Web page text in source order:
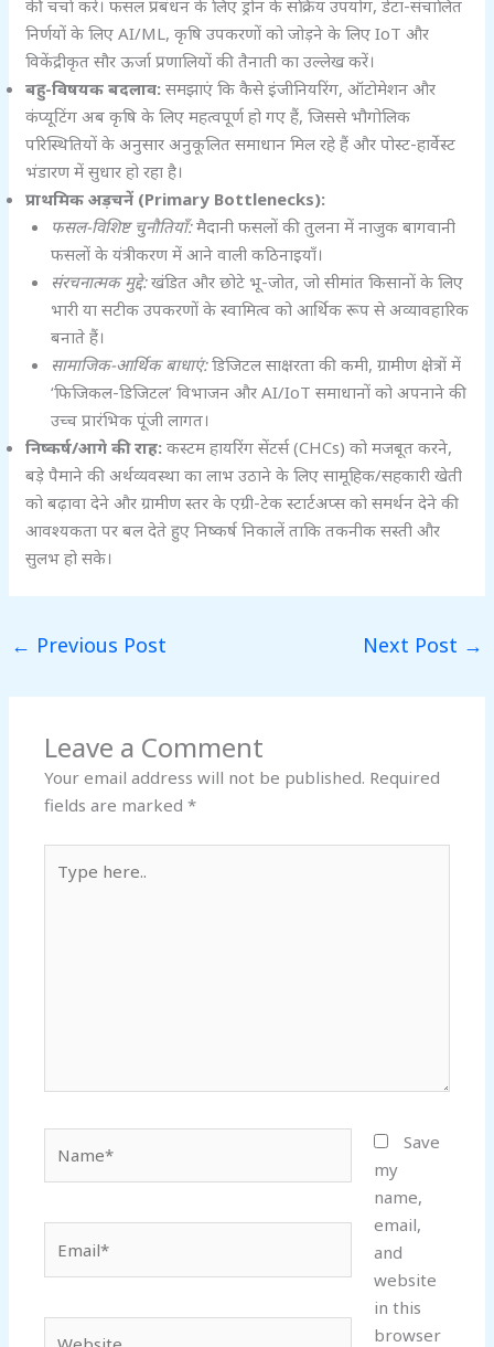
की चर्चा करें। फसल प्रबंधन के लिए ड्रोन के सक्रिय उपयोग, डेटा-संचालित
निर्णयों के लिए AI/ML, कृषि उपकरणों को जोड़ने के लिए IoT और
विकेंद्रीकृत सौर ऊर्जा प्रणालियों की तैनाती का उल्लेख करें।
बहु-विषयक बदलाव: समझाएं कि कैसे इंजीनियरिंग, ऑटोमेशन और
कंप्यूटिंग अब कृषि के लिए महत्वपूर्ण हो गए हैं, जिससे भौगोलिक
परिस्थितियों के अनुसार अनुकूलित समाधान मिल रहे हैं और पोस्ट-हार्वेस्ट
भंडारण में सुधार हो रहा है।
प्राथमिक अड़चनें (Primary Bottlenecks):
फसल-विशिष्ट चुनौतियाँ:मैदानी फसलों की तुलना में नाजुक बागवानी
फसलों के यंत्रीकरण में आने वाली कठिनाइयाँ।
संरचनात्मक मुद्दे:खंडित और छोटे भू-जोत, जो सीमांत किसानों के लिए
भारी या सटीक उपकरणों के स्वामित्व को आर्थिक रूप से अव्यावहारिक
बनाते हैं।
सामाजिक-आर्थिक बाधाएं:डिजिटल साक्षरता की कमी, ग्रामीण क्षेत्रों में
‘फिजिकल-डिजिटल’ विभाजन और AI/IoT समाधानों को अपनाने की
उच्च प्रारंभिक पूंजी लागत।
निष्कर्ष/आगे की राह: कस्टम हायरिंग सेंटर्स (CHCs) को मजबूत करने,
बड़े पैमाने की अर्थव्यवस्था का लाभ उठाने के लिए सामूहिक/सहकारी खेती
को बढ़ावा देने और ग्रामीण स्तर के एग्री-टेक स्टार्टअप्स को समर्थन देने की
आवश्यकता पर बल देते हुए निष्कर्ष निकालें ताकि तकनीक सस्ती और
सुलभ हो सके।
← Previous Post Next Post →
Leave a Comment
Your email address will not be published. Required
fields are marked*
here..
Save
my
name,
email,
and
website
in this
browser